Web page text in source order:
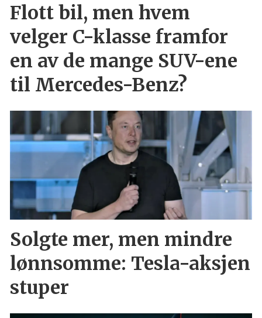
Flott bil, men hvem
velger C-klasse framfor
en av de mange SUV-ene
til Mercedes-Benz?
Solgte mer, men mindre
lønnsomme: Tesla-aksjen
stuper